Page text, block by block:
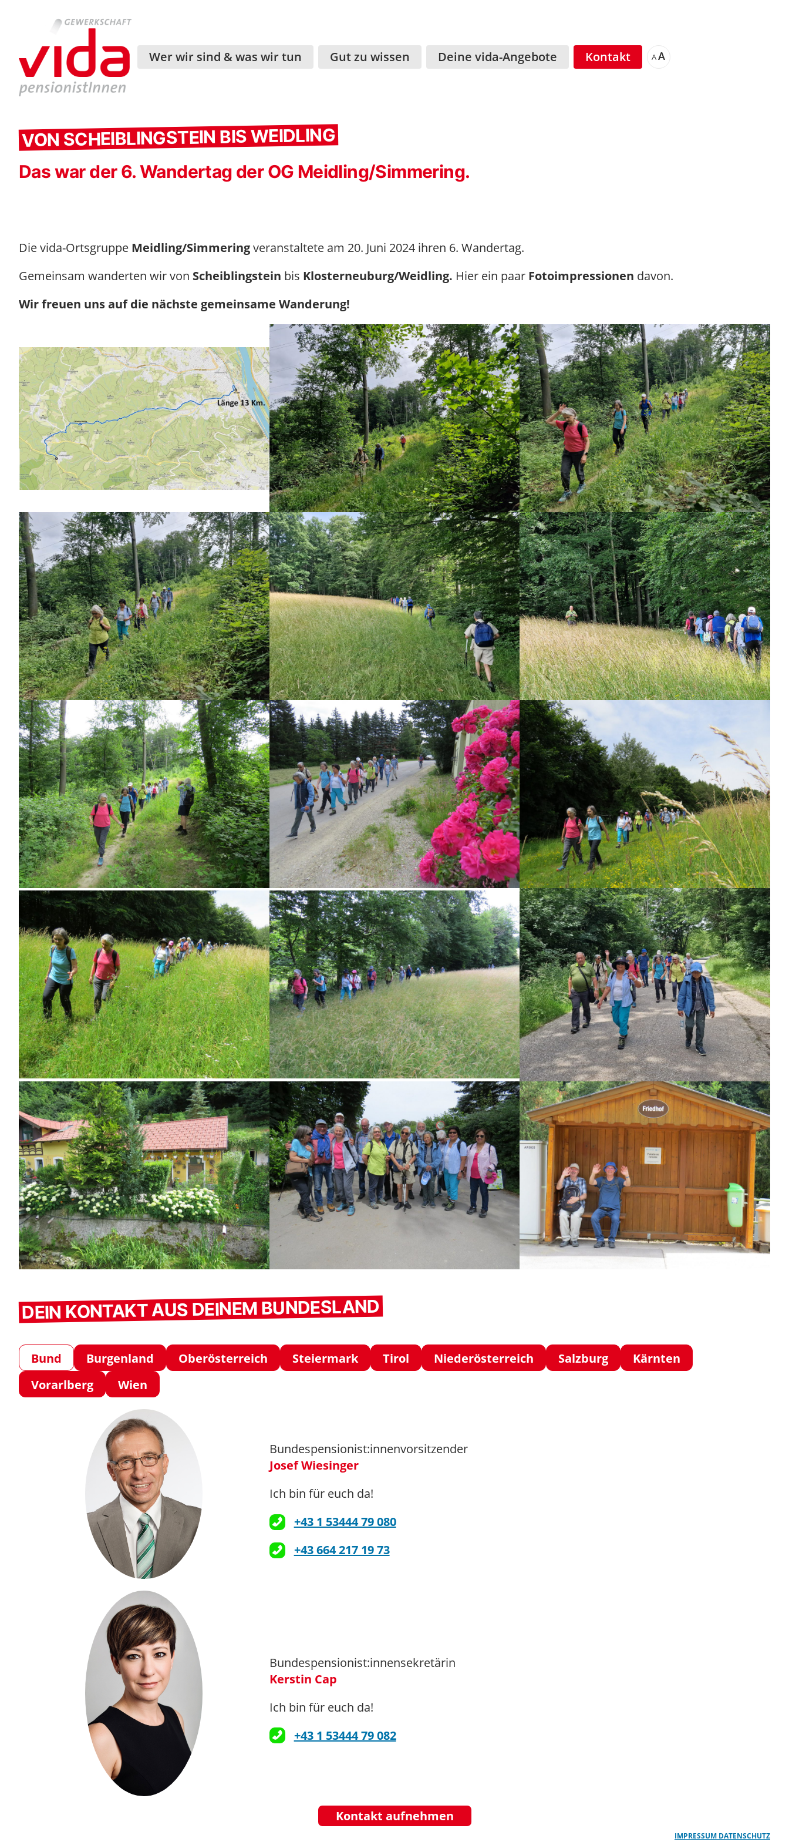
Wer wir sind & was wir tun Gut zu wissen Deine vida-Angebote Kontakt AA
VON SCHEIBLINGSTEIN BIS WEIDLING
Das war der 6. Wandertag der OG Meidling/Simmering.
Die vida-Ortsgruppe Meidling/Simmeringveranstaltete am 20. Juni 2024 ihren 6. Wandertag.
Gemeinsam wanderten wir von Scheiblingstein bis Klosterneuburg/Weidling. Hier ein paar Fotoimpressionen davon.
Wir freuen uns auf die nächste gemeinsame Wanderung!
DEIN KONTAKT AUS DEINEM BUNDESLAND
Bund Burgenland Oberösterreich Steiermark Tirol Niederösterreich Salzburg
Kärnten
Vorarlberg
Wien
Bundespensionist:innenvorsitzender
Josef Wiesinger
Ich bin für euch da!
+43 1 53444 79 080
+43 664 217 19 73
Bundespensionist:innensekretärin
Kerstin Cap
Ich bin für euch da!
+43 1 53444 79 082
Kontakt aufnehmen
IMPRESSUM DATENSCHUTZ